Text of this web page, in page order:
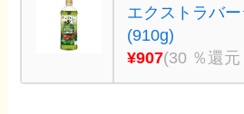
エクストラバ
(910g)
¥907(30 ％還